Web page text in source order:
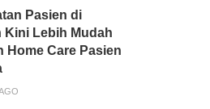
Pasien di
Kini Lebih Mudah
Home Care Pasien